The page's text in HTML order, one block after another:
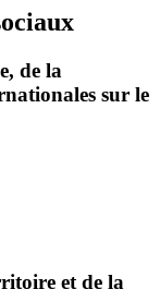
de la
sur le
et de la